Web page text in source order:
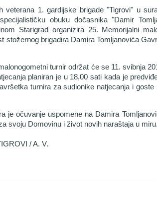
veterana 1. gardijske brigade "Tigrovi" u
obuku dočasnika "Damir
Starigrad organizira 25. Memorijalni
stožernog brigadira Damira Tomljanovića
turnir održat će se 11. svibnja
planiran je u 18,00 sati kada je
turnira za sudionike natjecanja i
je očuvanje uspomene na Damira
svoju Domovinu i život novih naraštaja u miru.
/ A. V.